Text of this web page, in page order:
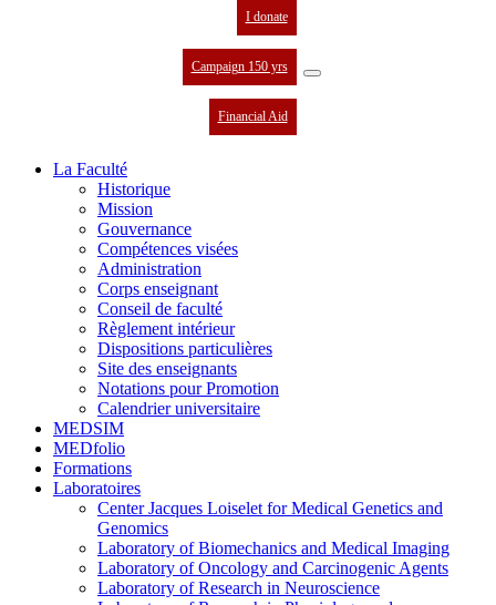
I donate
Campaign 150 yrs
Financial Aid
La Faculté
Historique
Mission
Gouvernance
Compétences visées
Administration
Corps enseignant
Conseil de faculté
Règlement intérieur
Dispositions particulières
Site des enseignants
Notations pour Promotion
Calendrier universitaire
MEDSIM
MEDfolio
Formations
Laboratoires
Center Jacques Loiselet for Medical Genetics and
Genomics
Laboratory of Biomechanics and Medical Imaging
Laboratory of Oncology and Carcinogenic Agents
Laboratory of Research in Neuroscience